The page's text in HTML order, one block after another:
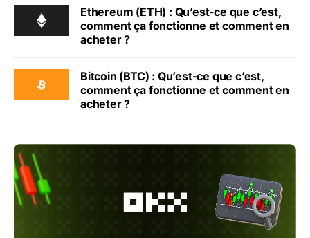
Ethereum (ETH) : Qu’est-ce que c’est,
comment ça fonctionne et comment en
acheter ?
Bitcoin (BTC) : Qu’est-ce que c’est,
comment ça fonctionne et comment en
acheter ?